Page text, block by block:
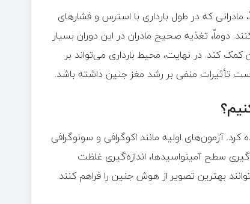
که در طول بارداری با استرس و فشارهای
تغذیه صحیح مادران در این دوران بسیار
کند. در نهایت، محیط بارداری می‌تواند بر
تأثیرات منفی بر رشد مغز جنین داشته باشد.
آزمون‌های اولیه مانند اکوگرافی و سونوگرافی
سطح آمینواسیدها، اندازه‌گیری غلظت
بهترین تصویر از هوش جنین را فراهم کنند.